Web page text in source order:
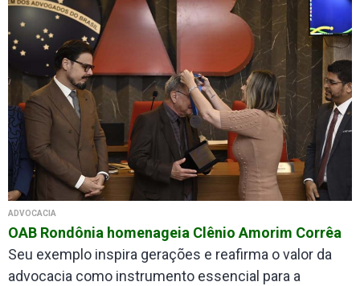
ADVOCACIA
OAB Rondônia homenageia Clênio Amorim Corrêa
Seu exemplo inspira gerações e reafirma o valor da
advocacia como instrumento essencial para a